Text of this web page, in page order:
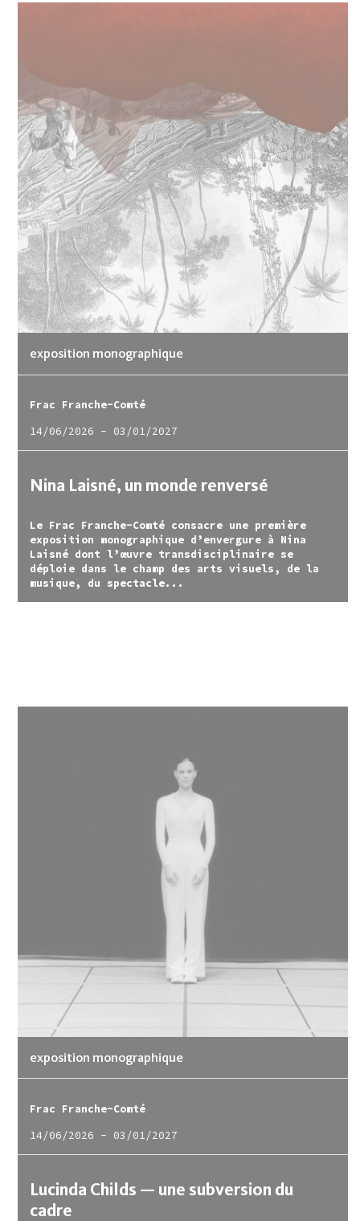
exposition monographique
Nina Laisné, un monde renversé
Le Frac Franche-Comté consacre une première
exposition monographique d’envergure à Nina
Laisné dont l’œuvre transdisciplinaire se
déploie dans le champ des arts visuels, de la
musique, du spectacle...
Frac Franche-Comté
14/06/2026 - 03/01/2027
exposition monographique
Lucinda Childs — une subversion du
cadre
Frac Franche-Comté
14/06/2026 - 03/01/2027